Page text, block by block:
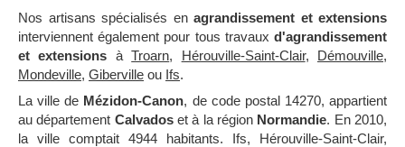
Nos artisans spécialisés en agrandissement et extensions
interviennent également pour tous travaux d'agrandissement
et extensions àTroarn, Hérouville-Saint-Clair, Démouville,
Mondeville, Giberville ou Ifs.
La ville de Mézidon-Canon, de code postal 14270, appartient
au département Calvadoset à la région Normandie. En 2010,
la ville comptait 4944 habitants. Ifs, Hérouville-Saint-Clair,